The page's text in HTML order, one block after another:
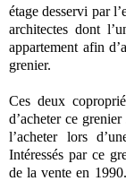
étage desservi par
architectes dont
appartement afin
grenier.
Ces deux
d’acheter ce
l’acheter lors
Intéressés par ce
de la vente en